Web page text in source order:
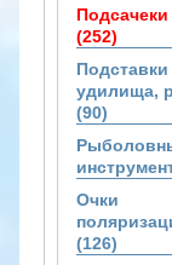
(252)
удилища,
(90)
Очки
(126)